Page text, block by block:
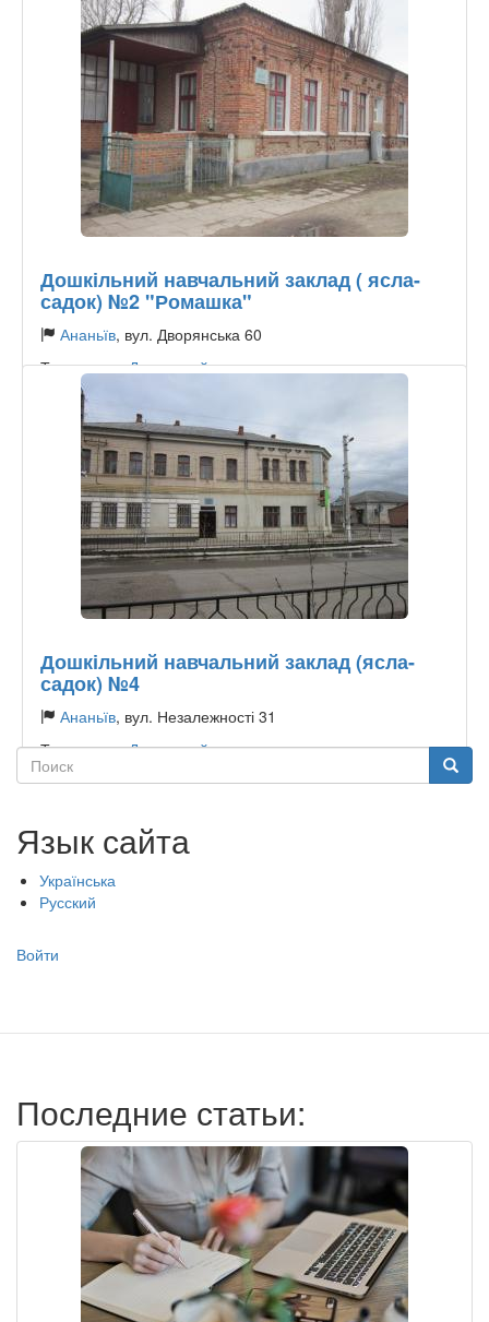
Дошкільний навчальний заклад ( ясла-
садок) №2 "Ромашка"
Ананьїв, вул. Дворянська 60
Тип садика:Державний
Дошкільний навчальний заклад (ясла-
садок) №4
Ананьїв, вул. Незалежності 31
Тип садика:Державний
Поиск Поиск
Язык сайта
Українська
Русский
Меню
записи
Войти
Последние статьи: